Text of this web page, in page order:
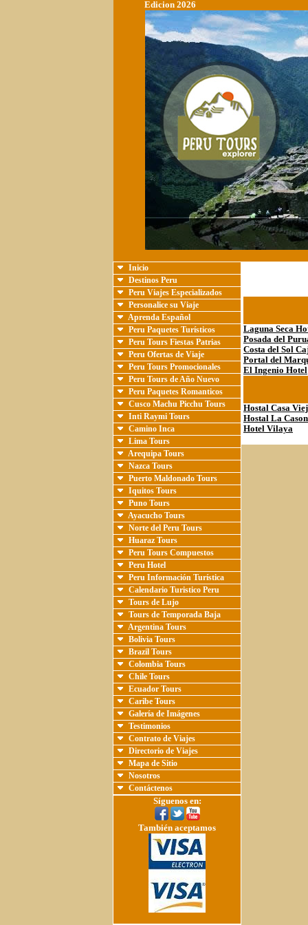
Edicion 2026
Inicio
Destinos Peru
Peru Viajes Especializados
Personalice su Viaje
Aprenda Español
Peru Paquetes Turísticos
Peru Tours Fiestas Patrias
Peru Ofertas de Viaje
Peru Tours Promocionales
Peru Tours de Año Nuevo
Peru Paquetes Romanticos
Cusco Machu Picchu Tours
Inti Raymi Tours
Camino Inca
Lima Tours
Arequipa Tours
Nazca Tours
Puerto Maldonado Tours
Iquitos Tours
Puno Tours
Ayacucho Tours
Norte del Peru Tours
Huaraz Tours
Peru Tours Compuestos
Peru Hotel
Peru Información Turística
Calendario Turistico Peru
Tours de Lujo
Tours de Temporada Baja
Argentina Tours
Bolivia Tours
Brazil Tours
Colombia Tours
Chile Tours
Ecuador Tours
Caribe Tours
Galería de Imágenes
Testimonios
Contrato de Viajes
Directorio de Viajes
Mapa de Sitio
Nosotros
Contáctenos
Síguenos en:
También aceptamos
Laguna Seca
Posada del
Costa del Sol
Portal del
El Ingenio Hotel
Hostal Casa
Hostal La
Hotel Vilaya